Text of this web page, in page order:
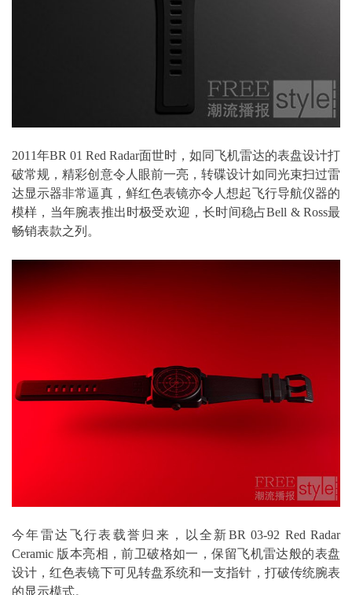
2011年BR 01 Red Radar面世时，如同飞机雷达的表盘设计打
破常规，精彩创意令人眼前一亮，转碟设计如同光束扫过雷
达显示器非常逼真，鲜红色表镜亦令人想起飞行导航仪器的
模样，当年腕表推出时极受欢迎，长时间稳占Bell & Ross最
畅销表款之列。
今年雷达飞行表载誉归来，以全新BR 03-92 Red Radar
Ceramic 版本亮相，前卫破格如一，保留飞机雷达般的表盘
设计，红色表镜下可见转盘系统和一支指针，打破传统腕表
的显示模式。